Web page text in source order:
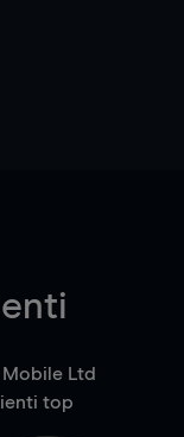
Mobile Ltd
top